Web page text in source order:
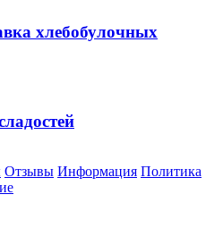
хлебобулочных
Отзывы Информация Политика